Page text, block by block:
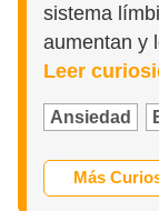
sistema
aumentan y
Leer
Ansiedad
Más